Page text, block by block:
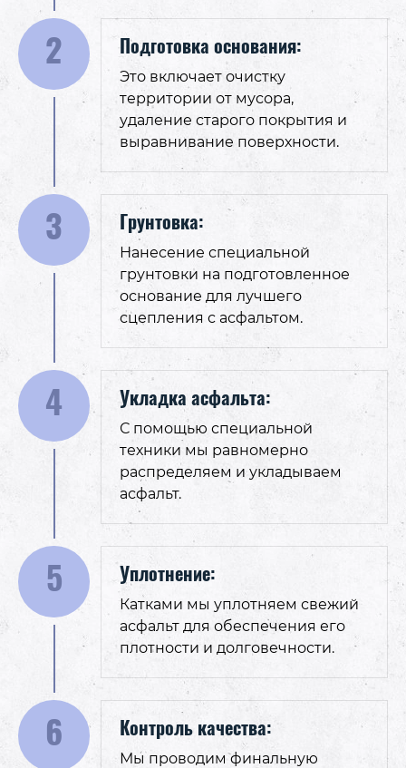
2 Подготовка основания:
Это включает очистку
территории от мусора,
удаление старого покрытия и
выравнивание поверхности.
3 Грунтовка:
Нанесение специальной
грунтовки на подготовленное
основание для лучшего
сцепления с асфальтом.
4 Укладка асфальта:
С помощью специальной
техники мы равномерно
распределяем и укладываем
асфальт.
5 Уплотнение:
Катками мы уплотняем свежий
асфальт для обеспечения его
плотности и долговечности.
6 Контроль качества:
Мы проводим финальную